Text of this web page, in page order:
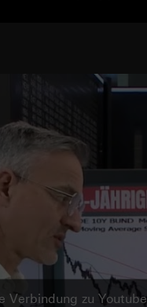
Verbindung zu